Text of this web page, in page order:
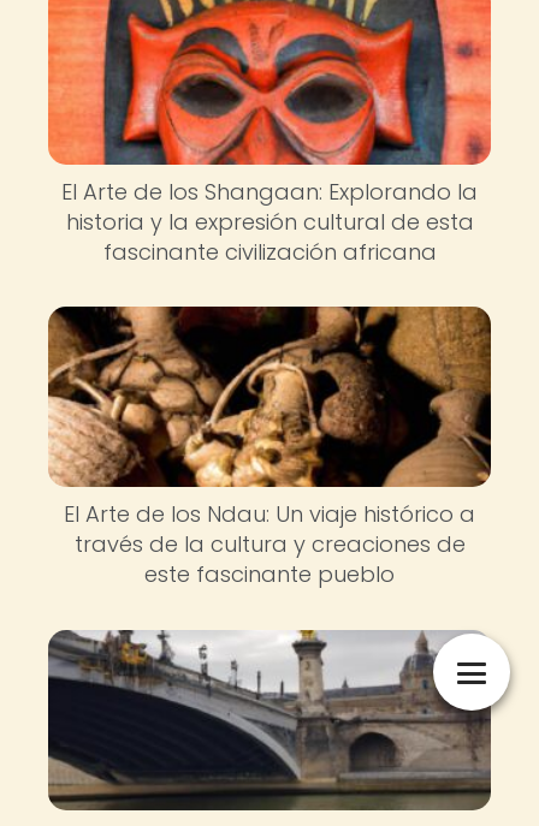
El Arte de los Shangaan: Explorando la
historia y la expresión cultural de esta
fascinante civilización africana
El Arte de los Ndau: Un viaje histórico a
través de la cultura y creaciones de
este fascinante pueblo